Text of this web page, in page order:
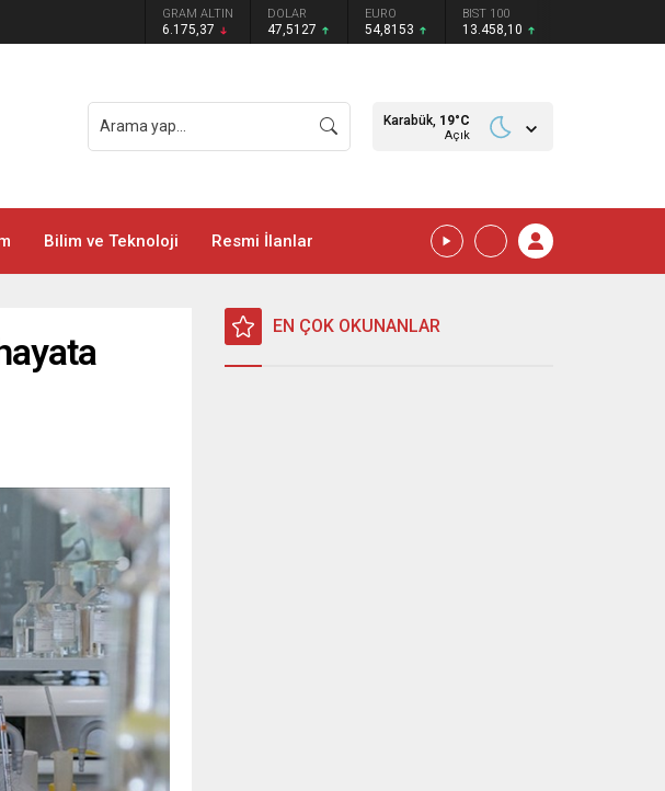
GRAM ALTIN
6.175,37
DOLAR
47,5127
EURO
54,8153
BIST 100
13.458,10
Karabük, 19°C
Açık
Bilim ve Teknoloji Resmi İlanlar
EN ÇOK OKUNANLAR